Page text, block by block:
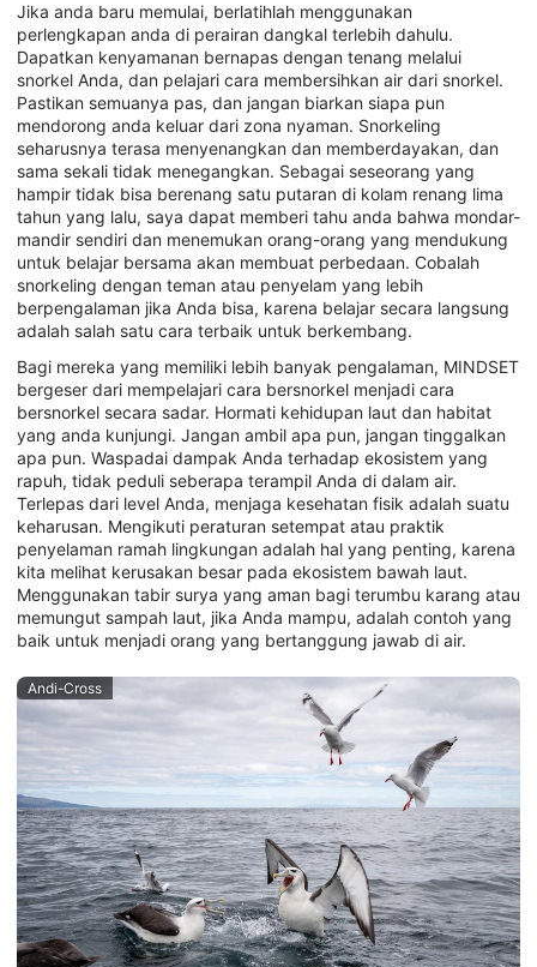
Jika anda baru memulai, berlatihlah menggunakan
perlengkapan anda di perairan dangkal terlebih dahulu.
Dapatkan kenyamanan bernapas dengan tenang melalui
snorkel Anda, dan pelajari cara membersihkan air dari snorkel.
Pastikan semuanya pas, dan jangan biarkan siapa pun
mendorong anda keluar dari zona nyaman. Snorkeling
seharusnya terasa menyenangkan dan memberdayakan, dan
sama sekali tidak menegangkan. Sebagai seseorang yang
hampir tidak bisa berenang satu putaran di kolam renang lima
tahun yang lalu, saya dapat memberi tahu anda bahwa mondar-
mandir sendiri dan menemukan orang-orang yang mendukung
untuk belajar bersama akan membuat perbedaan. Cobalah
snorkeling dengan teman atau penyelam yang lebih
berpengalaman jika Anda bisa, karena belajar secara langsung
adalah salah satu cara terbaik untuk berkembang.
Bagi mereka yang memiliki lebih banyak pengalaman, MINDSET
bergeser dari mempelajari cara bersnorkel menjadi cara
bersnorkel secara sadar. Hormati kehidupan laut dan habitat
yang anda kunjungi. Jangan ambil apa pun, jangan tinggalkan
apa pun. Waspadai dampak Anda terhadap ekosistem yang
rapuh, tidak peduli seberapa terampil Anda di dalam air.
Terlepas dari level Anda, menjaga kesehatan fisik adalah suatu
keharusan. Mengikuti peraturan setempat atau praktik
penyelaman ramah lingkungan adalah hal yang penting, karena
kita melihat kerusakan besar pada ekosistem bawah laut.
Menggunakan tabir surya yang aman bagi terumbu karang atau
memungut sampah laut, jika Anda mampu, adalah contoh yang
baik untuk menjadi orang yang bertanggung jawab di air.
Andi-Cross